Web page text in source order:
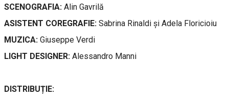
SCENOGRAFIA: Alin Gavrilă
ASISTENT COREGRAFIE: Sabrina Rinaldi și Adela Floricioiu
MUZICA: Giuseppe Verdi
LIGHT DESIGNER: Alessandro Manni
DISTRIBUȚIE: